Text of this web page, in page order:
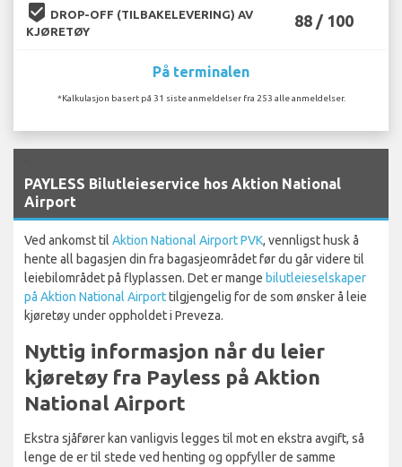
beenhere DROP-OFF (TILBAKELEVERING) AV
KJØRETØY
88 / 100
På terminalen
*Kalkulasjon basert på 31 siste anmeldelser fra 253 alle anmeldelser.
PAYLESS Bilutleieservice hos Aktion National
Airport
Ved ankomst til Aktion National Airport PVK, vennligst husk å
hente all bagasjen din fra bagasjeområdet før du går videre til
leiebilområdet på flyplassen. Det er mange bilutleieselskaper
på Aktion National Airporttilgjengelig for de som ønsker å leie
kjøretøy under oppholdet i Preveza.
Nyttig informasjon når du leier
kjøretøy fra Payless på Aktion
National Airport
Ekstra sjåfører kan vanligvis legges til mot en ekstra avgift, så
lenge de er til stede ved henting og oppfyller de samme